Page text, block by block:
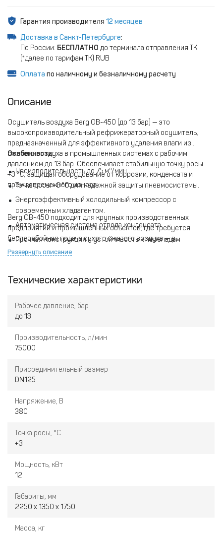
Гарантия производителя 12 месяцев
Доставка в Санкт-Петербурге:
По России: БЕСПЛАТНО до терминала отправления ТК
(*далее по тарифам ТК) RUB
Оплата по наличному и безналичному расчету
Описание
Осушитель воздуха Berg ОВ-450 (до 13 бар) — это
высокопроизводительный рефрижераторный осушитель,
предназначенный для эффективного удаления влаги из
сжатого воздуха в промышленных системах с рабочим
давлением до 13 бар. Обеспечивает стабильную точку росы
+3 °C, защищая оборудование от коррозии, конденсата и
преждевременного износа.
Особенности:
Производительность до 75 м³/мин.
Точка росы +3 °C для надежной защиты пневмосистемы.
Энергоэффективный холодильный компрессор с
современным хладагентом.
Автоматическая система отвода конденсата.
Прочная конструкция и устойчивость к перепадам
температуры и давления.
Berg ОВ-450 подходит для крупных производственных
предприятий и промышленных объектов, где требуется
бесперебойная подача сухого сжатого воздуха — в
машиностроении, металлургии, химической и пищевой
Развернуть описание
Технические характеристики
Рабочее давление, бар
до 13
Производительность, л/мин
75000
Присоединительный размер
DN125
Напряжение, В
380
Точка росы, °С
+3
Мощность, кВт
12
Габариты, мм
2250 x 1350 x 1750
Масса, кг